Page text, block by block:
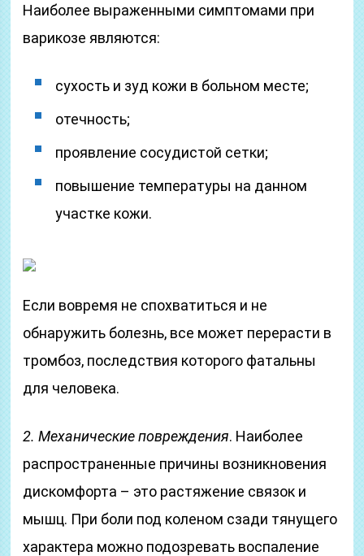
Наиболее выраженными симптомами при
варикозе являются:
сухость и зуд кожи в больном месте;
отечность;
проявление сосудистой сетки;
повышение температуры на данном
участке кожи.
Если вовремя не спохватиться и не
обнаружить болезнь, все может перерасти в
тромбоз, последствия которого фатальны
для человека.
2. Механические повреждения. Наиболее
распространенные причины возникновения
дискомфорта – это растяжение связок и
мышц. При боли под коленом сзади тянущего
характера можно подозревать воспаление